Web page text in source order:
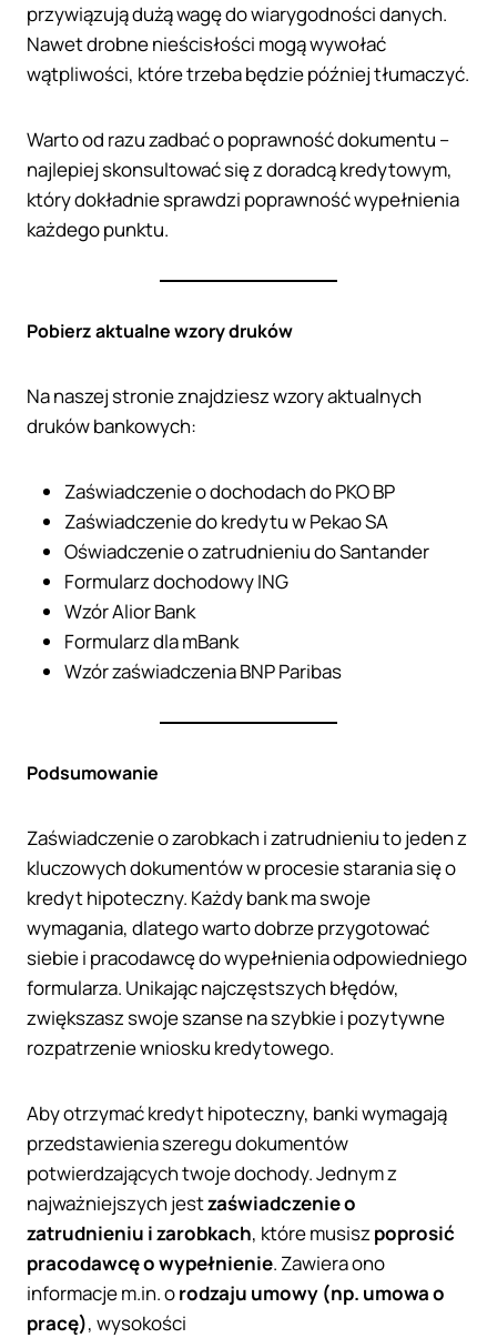
przywiązują dużą wagę do wiarygodności danych.
Nawet drobne nieścisłości mogą wywołać
wątpliwości, które trzeba będzie później tłumaczyć.
Warto od razu zadbać o poprawność dokumentu –
najlepiej skonsultować się z doradcą kredytowym,
który dokładnie sprawdzi poprawność wypełnienia
każdego punktu.
Pobierz aktualne wzory druków
Na naszej stronie znajdziesz wzory aktualnych
druków bankowych:
Zaświadczenie o dochodach do PKO BP
Zaświadczenie do kredytu w Pekao SA
Oświadczenie o zatrudnieniu do Santander
Formularz dochodowy ING
Wzór Alior Bank
Formularz dla mBank
Wzór zaświadczenia BNP Paribas
Podsumowanie
Zaświadczenie o zarobkach i zatrudnieniu to jeden z
kluczowych dokumentów w procesie starania się o
kredyt hipoteczny. Każdy bank ma swoje
wymagania, dlatego warto dobrze przygotować
siebie i pracodawcę do wypełnienia odpowiedniego
formularza. Unikając najczęstszych błędów,
zwiększasz swoje szanse na szybkie i pozytywne
rozpatrzenie wniosku kredytowego.
Aby otrzymać kredyt hipoteczny, banki wymagają
przedstawienia szeregu dokumentów
potwierdzających twoje dochody. Jednym z
najważniejszych jestzaświadczenie o
zatrudnieniu i zarobkach, które musiszpoprosić
pracodawcę o wypełnienie. Zawiera ono
informacje m.in. orodzaju umowy (np. umowa o
pracę), wysokości